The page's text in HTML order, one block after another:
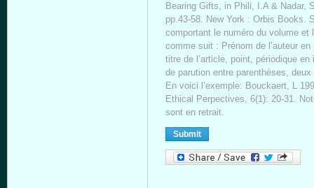
Bearing Gifts, in Phili, I.A & Nadar,
pp.43-58. New York : Orbis Books.
comportant le numéro du volume et
comme suit : Prénom de l’auteur
titre de l’article, point, périodique
de parution entre parenthèses,
En voici l’exemple: Bouckaert, L
Ethical Perpectives, 6(1): 20-31.
sont en retrait.